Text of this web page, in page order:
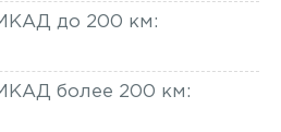
до 200 км:
более 200 км: